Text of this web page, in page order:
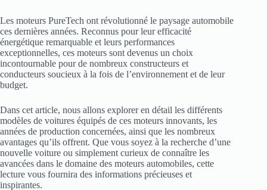
Les moteurs PureTech ont révolutionné le paysage automobile
ces dernières années. Reconnus pour leur efficacité
énergétique remarquable et leurs performances
exceptionnelles, ces moteurs sont devenus un choix
incontournable pour de nombreux constructeurs et
conducteurs soucieux à la fois de l’environnement et de leur
budget.
Dans cet article, nous allons explorer en détail les différents
modèles de voitures équipés de ces moteurs innovants, les
années de production concernées, ainsi que les nombreux
avantages qu’ils offrent. Que vous soyez à la recherche d’une
nouvelle voiture ou simplement curieux de connaître les
avancées dans le domaine des moteurs automobiles, cette
lecture vous fournira des informations précieuses et
inspirantes.